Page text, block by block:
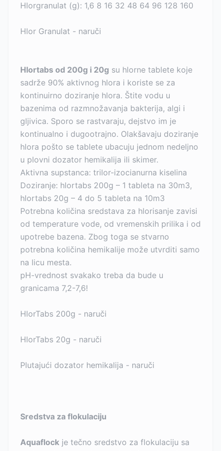
Hlorgranulat (g): 1,6 8 16 32 48 64 96 128 160
Hlor Granulat - naruči
Hlortabs od 200g i 20g su hlorne tablete koje
sadrže 90% aktivnog hlora i koriste se za
kontinuirno doziranje hlora. Štite vodu u
bazenima od razmnožavanja bakterija, algi i
gljivica. Sporo se rastvaraju, dejstvo im je
kontinualno i dugootrajno. Olakšavaju doziranje
hlora pošto se tablete ubacuju jednom nedeljno
u plovni dozator hemikalija ili skimer.
Aktivna supstanca: trilor-izocianurna kiselina
Doziranje: hlortabs 200g – 1 tableta na 30m3,
hlortabs 20g – 4 do 5 tableta na 10m3
Potrebna količina sredstava za hlorisanje zavisi
od temperature vode, od vremenskih prilika i od
upotrebe bazena. Zbog toga se stvarno
potrebna količina hemikalije može utvrditi samo
na licu mesta.
pH-vrednost svakako treba da bude u
granicama 7,2-7,6!
HlorTabs 200g - naruči
HlorTabs 20g - naruči
Plutajući dozator hemikalija - naruči
Sredstva za flokulaciju
Aquaflock je tečno sredstvo za flokulaciju sa